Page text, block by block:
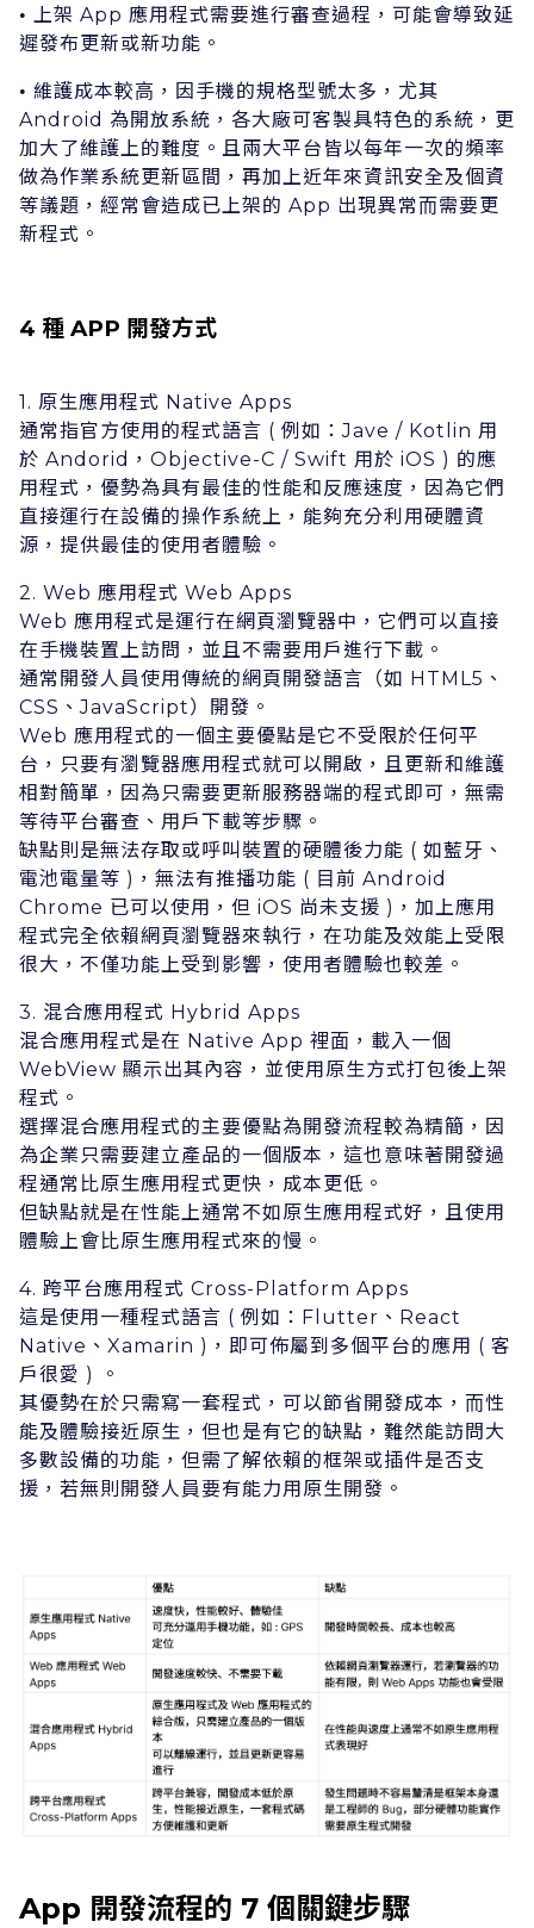
• 上架 App 應⽤程式需要進⾏審查過程，可能會導致延
遲發布更新或新功能。
• 維護成本較⾼，因⼿機的規格型號太多，尤其
Android 為開放系統，各⼤廠可客製具特⾊的系統，更
加⼤了維護上的難度。且兩⼤平台皆以每年⼀次的頻率
做為作業系統更新區間，再加上近年來資訊安全及個資
等議題，經常會造成已上架的 App 出現異常⽽需要更
新程式。
4 種 APP 開發⽅式
1. 原⽣應⽤程式 Native Apps
通常指官⽅使⽤的程式語⾔ ( 例如：Jave / Kotlin ⽤
於 Andorid，Objective-C / Swift ⽤於 iOS ) 的應
⽤程式，優勢為具有最佳的性能和反應速度，因為它們
直接運⾏在設備的操作系統上，能夠充分利⽤硬體資
源，提供最佳的使⽤者體驗。
2. Web 應⽤程式 Web Apps
Web 應⽤程式是運⾏在網⾴瀏覽器中，它們可以直接
在⼿機裝置上訪問，並且不需要⽤戶進⾏下載。
通常開發⼈員使⽤傳統的網⾴開發語⾔（如 HTML5、
CSS、JavaScript）開發。
Web 應⽤程式的⼀個主要優點是它不受限於任何平
台，只要有瀏覽器應⽤程式就可以開啟，且更新和維護
相對簡單，因為只需要更新服務器端的程式即可，無需
等待平台審查、⽤戶下載等步驟。
缺點則是無法存取或呼叫裝置的硬體後⼒能 ( 如藍⽛、
電池電量等 )，無法有推播功能 ( ⽬前 Android
Chrome 已可以使⽤，但 iOS 尚未⽀援 )，加上應⽤
程式完全依賴網⾴瀏覽器來執⾏，在功能及效能上受限
很⼤，不僅功能上受到影響，使⽤者體驗也較差。
3. 混合應⽤程式 Hybrid Apps
混合應⽤程式是在 Native App 裡⾯，載⼊⼀個
WebView 顯⽰出其內容，並使⽤原⽣⽅式打包後上架
程式。
選擇混合應⽤程式的主要優點為開發流程較為精簡，因
為企業只需要建⽴產品的⼀個版本，這也意味著開發過
程通常⽐原⽣應⽤程式更快，成本更低。
但缺點就是在性能上通常不如原⽣應⽤程式好，且使⽤
體驗上會⽐原⽣應⽤程式來的慢。
4. 跨平台應⽤程式 Cross-Platform Apps
這是使⽤⼀種程式語⾔ ( 例如：Flutter、React
Native、Xamarin )，即可佈屬到多個平台的應⽤ ( 客
戶很愛 ) 。
其優勢在於只需寫⼀套程式，可以節省開發成本，⽽性
能及體驗接近原⽣，但也是有它的缺點，難然能訪問⼤
多數設備的功能，但需了解依賴的框架或插件是否⽀
援，若無則開發⼈員要有能⼒⽤原⽣開發。
App 開發流程的 7 個關鍵步驟